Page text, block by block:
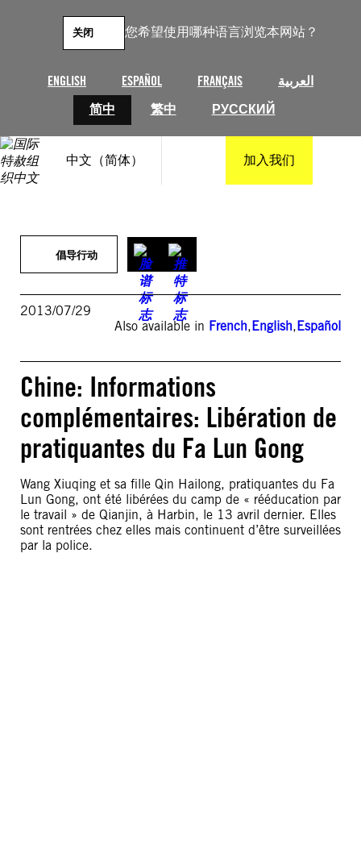
您希望使用哪种语言浏览本网站？
ENGLISH ESPAÑOL FRANÇAIS
العربية
简中
繁中 РУССКИЙ
关闭
中文（简体） 加入我们
倡导行动
2013/07/29
Also available in French,English,Español
Chine: Informations
complémentaires: Libération de
pratiquantes du Fa Lun Gong
Wang Xiuqing et sa fille Qin Hailong, pratiquantes du Fa
Lun Gong, ont été libérées du camp de « rééducation par
le travail » de Qianjin, à Harbin, le 13 avril dernier. Elles
sont rentrées chez elles mais continuent d’être surveillées
par la police.